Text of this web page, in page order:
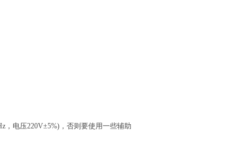
，电压220V±5%)，否则要使用一些辅助